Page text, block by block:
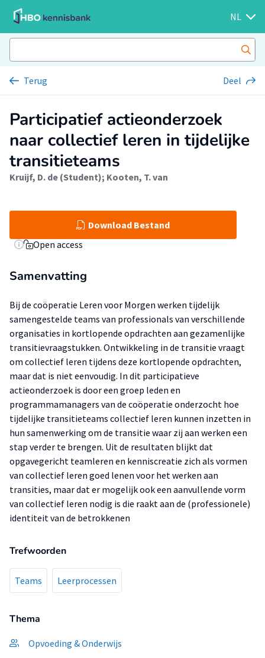
NL
Terug Deel
Participatief actieonderzoek
naar collectief leren in tijdelijke
transitieteams
Kruijf, D. de (Student); Kooten, T. van
Download Bestand
Open access
Samenvatting
Bij de coöperatie Leren voor Morgen werken tijdelijk
samengestelde teams van professionals van verschillende
organisaties in kortlopende opdrachten aan gezamenlijke
transitievraagstukken. Ontwikkeling in de transitie vraagt
om collectief leren tijdens deze kortlopende opdrachten,
maar dat is niet eenvoudig. In dit participatieve
actieonderzoek is door een groep leden en
programmamanagers van de coöperatie onderzocht hoe
tijdelijke transitieteams collectief leren kunnen inzetten in
hun samenwerking om de transitie waar zij aan werken een
stap verder te brengen. Uit de resultaten blijkt dat
opgavegericht teamleren en kenniscreatie zich als vormen
van collectief leren goed lenen voor het werken aan
transities, maar dat er mogelijk ook een aanvullende vorm
van collectief leren nodig is die raakt aan de (professionele)
identiteit van de betrokkenen
Trefwoorden
Teams Leerprocessen
Thema
Opvoeding & Onderwijs